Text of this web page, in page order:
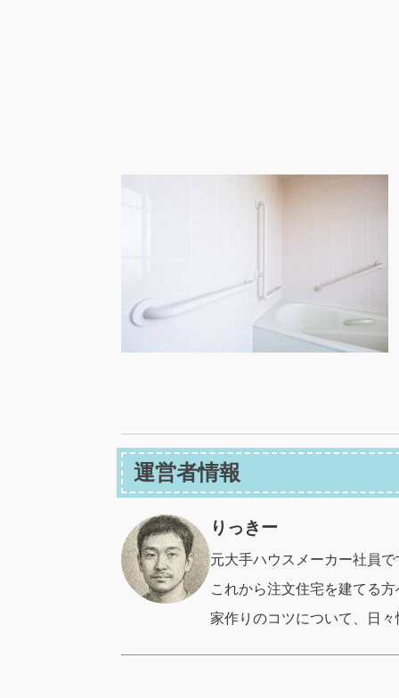
運営者情報
りっきー
元大手ハウスメーカー社員で
これから注文住宅を建てる方
家作りのコツについて、日